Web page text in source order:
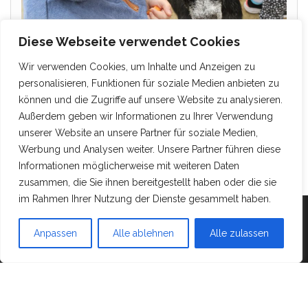
Diese Webseite verwendet Cookies
Wir verwenden Cookies, um Inhalte und Anzeigen zu
personalisieren, Funktionen für soziale Medien anbieten zu
können und die Zugriffe auf unsere Website zu analysieren.
Außerdem geben wir Informationen zu Ihrer Verwendung
unserer Website an unsere Partner für soziale Medien,
Werbung und Analysen weiter. Unsere Partner führen diese
Informationen möglicherweise mit weiteren Daten
zusammen, die Sie ihnen bereitgestellt haben oder die sie
im Rahmen Ihrer Nutzung der Dienste gesammelt haben.
Anpassen Alle ablehnen Alle zulassen
Mit Stolz präsentiert vonWordPress |Theme:Head
Blog